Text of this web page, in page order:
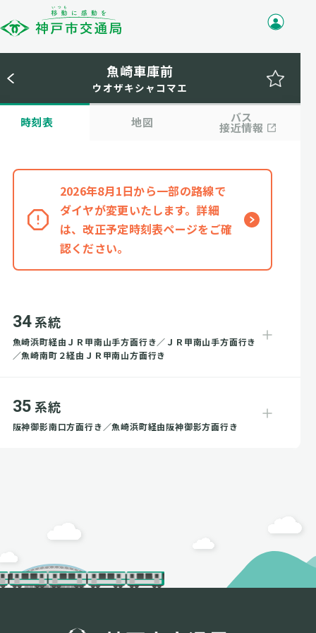
魚崎車庫前
ウオザキシャコマエ
時刻表 地図 バス
接近情報
2026年8月1日から一部の路線で
ダイヤが変更いたします。詳細
は、改正予定時刻表ページをご確
認ください。
34 系統
魚崎浜町経由ＪＲ甲南山手方面行き／ＪＲ甲南山手方面行き
／魚崎南町２経由ＪＲ甲南山方面行き
35 系統
阪神御影南口方面行き／魚崎浜町経由阪神御影方面行き